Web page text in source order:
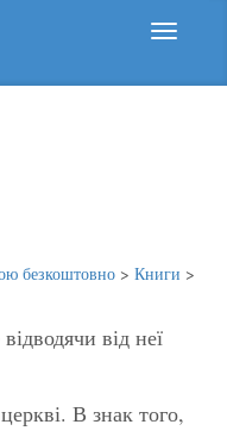
безкоштовно > Книги >
від неї
В знак того,